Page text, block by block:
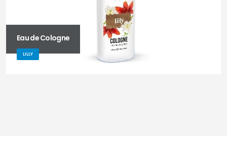
Eau de Cologne
LILLY